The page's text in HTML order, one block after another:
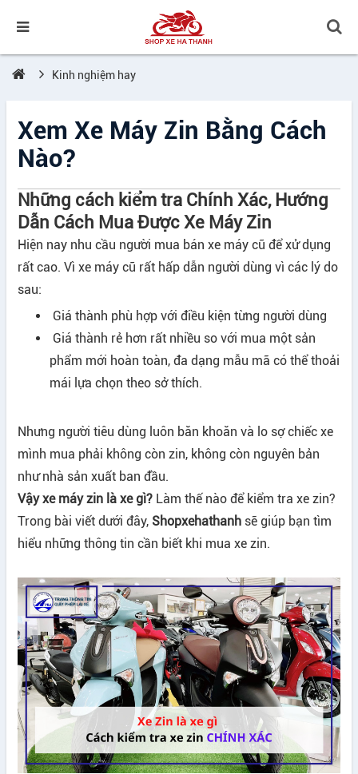
Kinh nghiệm hay
Xem Xe Máy Zin Bằng Cách
Nào?
Những cách kiểm tra Chính Xác, Hướng
Dẫn Cách Mua Được Xe Máy Zin
Hiện nay nhu cầu người mua bán xe máy cũ để xử dụng
rất cao. Vì xe máy cũ rất hấp dẫn người dùng vì các lý do
sau:
Giá thành phù hợp với điều kiện từng người dùng
Giá thành rẻ hơn rất nhiều so với mua một sản
phẩm mới hoàn toàn, đa dạng mẫu mã có thể thoải
mái lựa chọn theo sở thích.
Nhưng người tiêu dùng luôn băn khoăn và lo sợ chiếc xe
mình mua phải không còn zin, không còn nguyên bản
như nhà sản xuất ban đầu.
Vậy xe máy zin là xe gì? Làm thế nào để kiểm tra xe zin?
Trong bài viết dưới đây, Shopxehathanh sẽ giúp bạn tìm
hiểu những thông tin cần biết khi mua xe zin.